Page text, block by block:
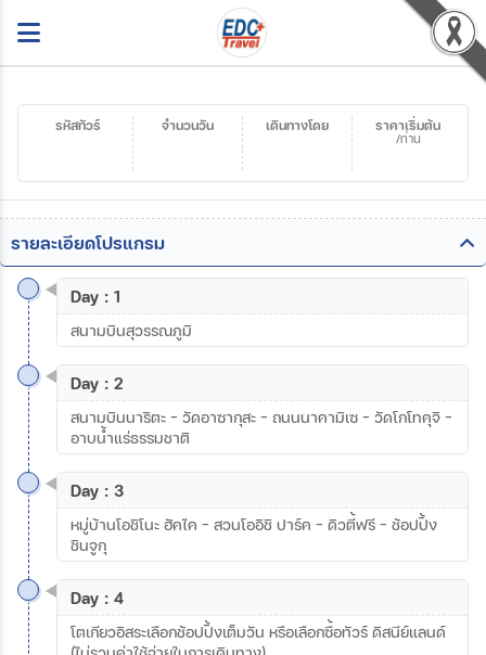
รหัสทัวร์ จำนวนวัน ราคาเริ่มต้น
/ท่าน
เดินทางโดย
รายละเอียดโปรแกรม
Day : 1
สนามบินสุวรรณภูมิ
Day : 2
สนามบินนาริตะ - วัดอาซากุสะ - ถนนนาคามิเซ – วัดโกโทคุจิ –
อาบน้ำแร่ธรรมชาติ
Day : 3
หมู่บ้านโอชิโนะ ฮัคไค – สวนโออิชิ ปาร์ค - ดิวตี้ฟรี - ช้อปปิ้ง
ชินจูกุ
Day : 4
โตเกียวอิสระเลือกช้อปปิ้งเต็มวัน หรือเลือกซื้อทัวร์ ดิสนีย์แลนด์